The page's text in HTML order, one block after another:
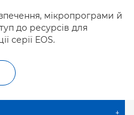
мікропрограми й
до ресурсів для
серії EOS.
+